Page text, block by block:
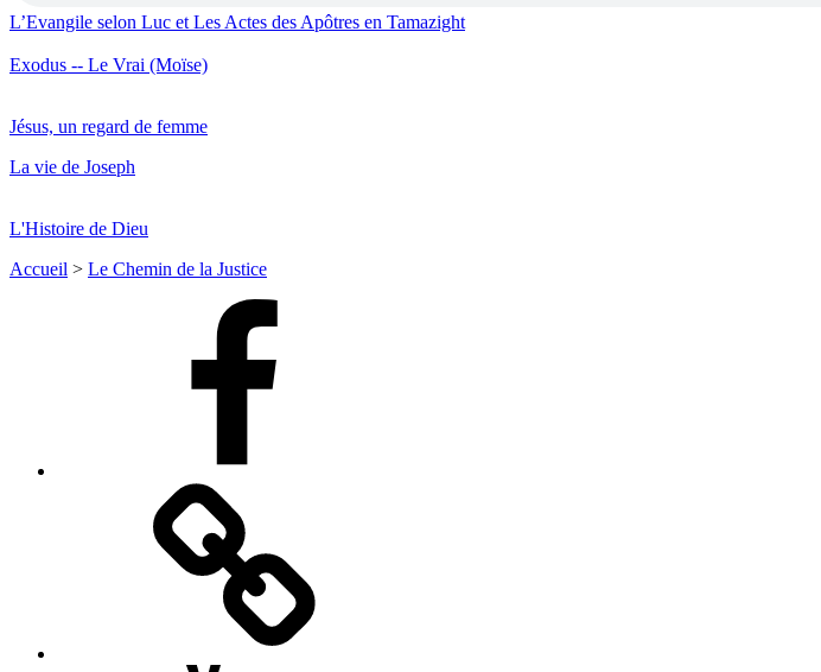
L’Evangile selon Luc et Les Actes des Apôtres en Tamazight
Exodus -- Le Vrai (Moïse)
Jésus, un regard de femme
La vie de Joseph
L'Histoire de Dieu
Accueil > Le Chemin de la Justice